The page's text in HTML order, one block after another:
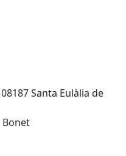
Santa Eulàlia de
Bonet